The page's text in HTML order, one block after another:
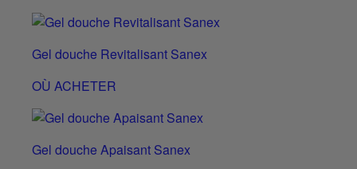
Gel douche Revitalisant Sanex
OÙ ACHETER
Gel douche Apaisant Sanex